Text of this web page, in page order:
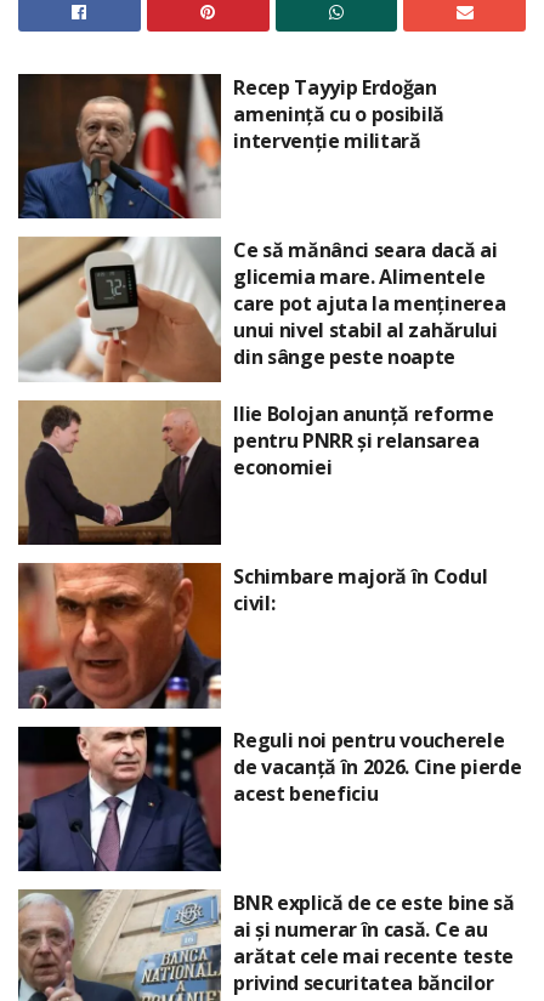
Recep Tayyip Erdoğan
amenință cu o posibilă
intervenție militară
Ce să mănânci seara dacă ai
glicemia mare. Alimentele
care pot ajuta la menținerea
unui nivel stabil al zahărului
din sânge peste noapte
Ilie Bolojan anunță reforme
pentru PNRR și relansarea
economiei
Schimbare majoră în Codul
civil:
Reguli noi pentru voucherele
de vacanță în 2026. Cine pierde
acest beneficiu
BNR explică de ce este bine să
ai și numerar în casă. Ce au
arătat cele mai recente teste
privind securitatea băncilor